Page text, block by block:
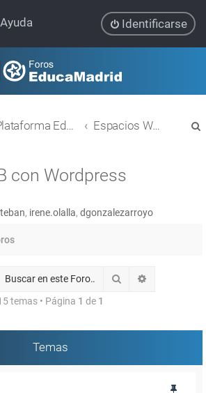
Ayuda Identificarse
Plataforma Educativa EducaMadrid Espacios WEB con Wordpress
con Wordpress
, irene.olalla, dgonzalezarroyo
Buscar
temas • Página 1 de 1
Temas